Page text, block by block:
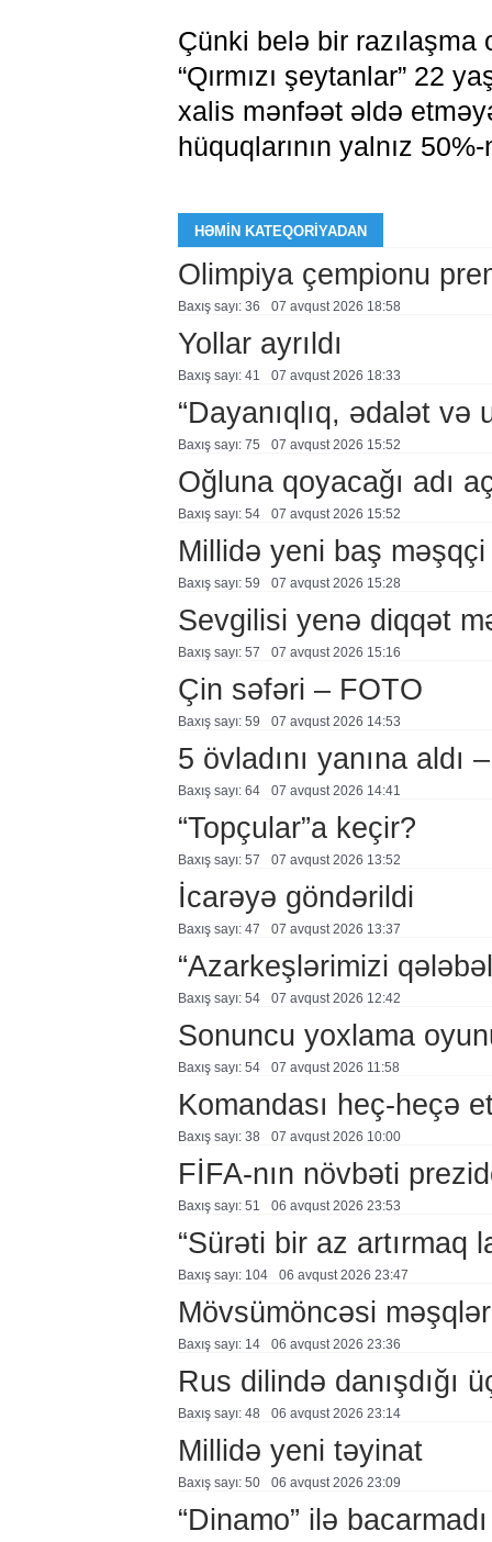
Çünki belə bir razılaşma
“Qırmızı şeytanlar” 22
xalis mənfəət əldə
hüquqlarının yalnız
HƏMIN KATEQORIYADAN
Olimpiya çempionu
Baxış sayı: 36 07 avqust 2026 18:58
Yollar ayrıldı
Baxış sayı: 41 07 avqust 2026 18:33
“Dayanıqlıq, ədalət
Baxış sayı: 75 07 avqust 2026 15:52
Oğluna qoyacağı adı
Baxış sayı: 54 07 avqust 2026 15:52
Millidə yeni baş məşqçi
Baxış sayı: 59 07 avqust 2026 15:28
Sevgilisi yenə diqqət
Baxış sayı: 57 07 avqust 2026 15:16
Çin səfəri – FOTO
Baxış sayı: 59 07 avqust 2026 14:53
5 övladını yanına aldı
Baxış sayı: 64 07 avqust 2026 14:41
“Topçular”a keçir?
Baxış sayı: 57 07 avqust 2026 13:52
İcarəyə göndərildi
Baxış sayı: 47 07 avqust 2026 13:37
“Azarkeşlərimizi
Baxış sayı: 54 07 avqust 2026 12:42
Sonuncu yoxlama
Baxış sayı: 54 07 avqust 2026 11:58
Komandası heç-heçə
Baxış sayı: 38 07 avqust 2026 10:00
FİFA-nın növbəti
Baxış sayı: 51 06 avqust 2026 23:53
“Sürəti bir az artırmaq
Baxış sayı: 104 06 avqust 2026 23:47
Mövsümöncəsi
Baxış sayı: 14 06 avqust 2026 23:36
Rus dilində danışdığı
Baxış sayı: 48 06 avqust 2026 23:14
Millidə yeni təyinat
Baxış sayı: 50 06 avqust 2026 23:09
“Dinamo” ilə bacarmadı